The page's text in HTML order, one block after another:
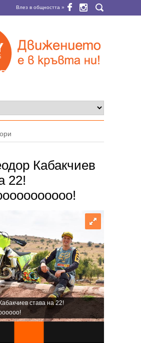
Влез в общността »
Кабакчиев
22!
става на 22!